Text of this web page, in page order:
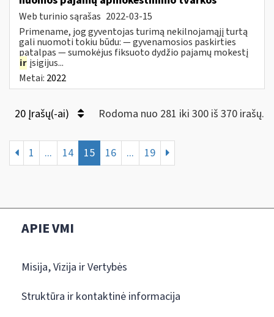
Web turinio sąrašas 2022-03-15
Primename, jog gyventojas turimą nekilnojamąjį turtą
gali nuomoti tokiu būdu: — gyvenamosios paskirties
patalpas — sumokėjus fiksuoto dydžio pajamų mokestį
ir įsigijus...
Metai: 2022
20 Įrašų(-ai) Rodoma nuo 281 iki 300 iš 370 irašų.
1 ... 14 15 16 ... 19
APIE VMI
Misija, Vizija ir Vertybės
Struktūra ir kontaktinė informacija